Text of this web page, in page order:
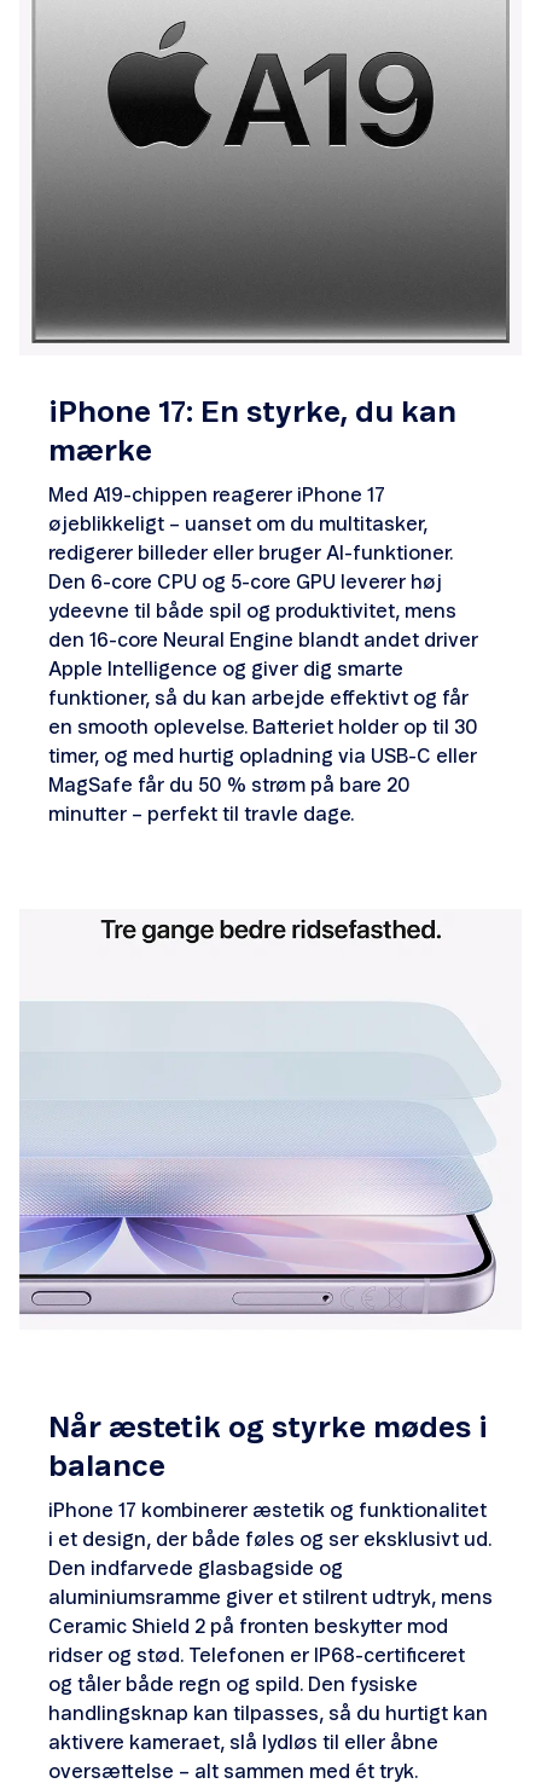
iPhone 17: En styrke, du kan
mærke
Med A19-chippen reagerer iPhone 17
øjeblikkeligt – uanset om du multitasker,
redigerer billeder eller bruger AI-funktioner.
Den 6-core CPU og 5-core GPU leverer høj
ydeevne til både spil og produktivitet, mens
den 16-core Neural Engine blandt andet driver
Apple Intelligence og giver dig smarte
funktioner, så du kan arbejde effektivt og får
en smooth oplevelse. Batteriet holder op til 30
timer, og med hurtig opladning via USB-C eller
MagSafe får du 50 % strøm på bare 20
minutter – perfekt til travle dage.
Når æstetik og styrke mødes i
balance
iPhone 17 kombinerer æstetik og funktionalitet
i et design, der både føles og ser eksklusivt ud.
Den indfarvede glasbagside og
aluminiumsramme giver et stilrent udtryk, mens
Ceramic Shield 2 på fronten beskytter mod
ridser og stød. Telefonen er IP68-certificeret
og tåler både regn og spild. Den fysiske
handlingsknap kan tilpasses, så du hurtigt kan
aktivere kameraet, slå lydløs til eller åbne
oversættelse – alt sammen med ét tryk.